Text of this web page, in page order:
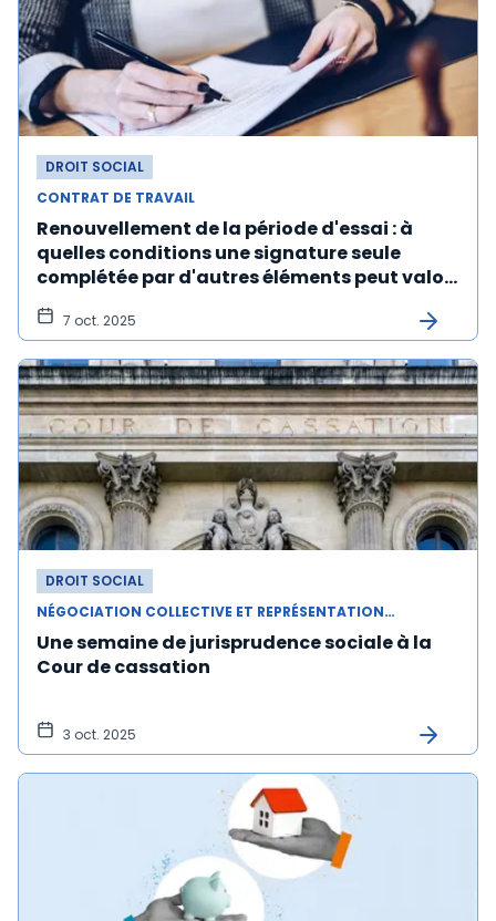
DROIT SOCIAL
CONTRAT DE TRAVAIL
Renouvellement de la période d'essai : à
quelles conditions une signature seule
complétée par d'autres éléments peut valoir
accord ?
7 oct. 2025
DROIT SOCIAL
NÉGOCIATION COLLECTIVE ET REPRÉSENTATION DU PERSONNEL
Une semaine de jurisprudence sociale à la
Cour de cassation
3 oct. 2025